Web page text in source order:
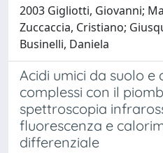
2003 Gigliotti, Giovanni;
Zuccaccia, Cristiano;
Businelli, Daniela
Acidi umici da suolo
complessi con il
spettroscopia
fluorescenza e
differenziale